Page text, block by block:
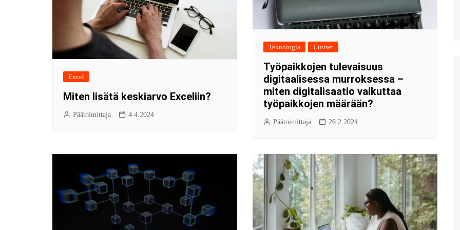
Excel
Miten lisätä keskiarvo Exceliin?
Päätoimittaja 4.4.2024
Teknologia Uutiset
Työpaikkojen tulevaisuus
digitaalisessa murroksessa –
miten digitalisaatio vaikuttaa
työpaikkojen määrään?
Päätoimittaja 26.2.2024